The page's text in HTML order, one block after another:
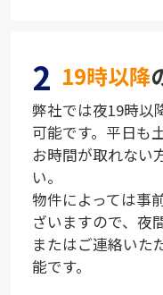
2 19時以降
弊社では夜19時以
可能です。平日も
お時間が取れない
い。
物件によっては事
ざいますので、夜
またはご連絡いた
能です。